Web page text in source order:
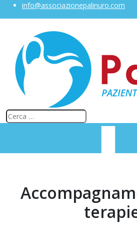
info@associazionepalinuro.com